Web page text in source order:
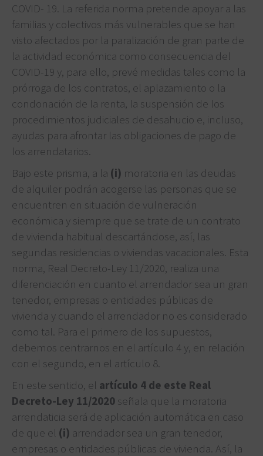
COVID- 19. La referida norma pretende apoyar a las
familias y colectivos más vulnerables que se han
visto afectados por la paralización de gran parte de
la actividad económica como consecuencia del
COVID-19 y, para ello, prevé medidas tales como la
prórroga de los contratos, el aplazamiento o la
condonación de la renta, la suspensión de los
procedimientos judiciales de desahucio e, incluso,
ayudas para afrontar las obligaciones de pago de
los arrendatarios.
Bajo este prisma, a la (i) moratoria en las deudas
de alquiler podrán acogerse las personas que se
encuentren en situación de vulneración
económica y siempre que se trate de un contrato
de vivienda habitual descartándose, así, las
segundas residencias o viviendas vacacionales. Esta
norma, Real Decreto-Ley 11/2020, realiza una
diferenciación en cuanto el arrendador sea un gran
tenedor, empresas o entidades públicas de
vivienda y cuando el arrendador no es considerado
como tal. Para el primero de los supuestos,
debemos centrarnos en el artículo 4 y, en relación
con el segundo, en el artículo 8.
En este sentido, el artículo 4 de este Real
Decreto-Ley 11/2020 señala que la moratoria
arrendaticia será de aplicación automática en caso
de que el (i) arrendador sea un gran tenedor,
empresas o entidades públicas de vivienda. Así, la